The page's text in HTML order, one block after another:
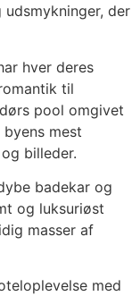
der
hver deres
til
pool omgivet
mest
billeder.
badekar og
og luksuriøst
masser af
med